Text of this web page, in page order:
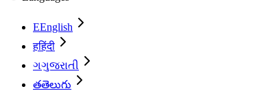
EEnglish
हहिंदी
ગગુજરાતી
తతెలుగు